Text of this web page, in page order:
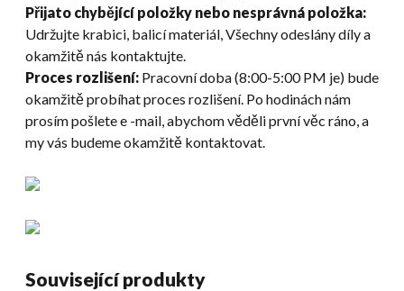
Přijato chybějící položky nebo nesprávná položka:
Udržujte krabici, balicí materiál, Všechny odeslány díly a
okamžitě nás kontaktujte.
Proces rozlišení: Pracovní doba (8:00-5:00 PM je) bude
okamžitě probíhat proces rozlišení. Po hodinách nám
prosím pošlete e -mail, abychom věděli první věc ráno, a
my vás budeme okamžitě kontaktovat.
Související produkty